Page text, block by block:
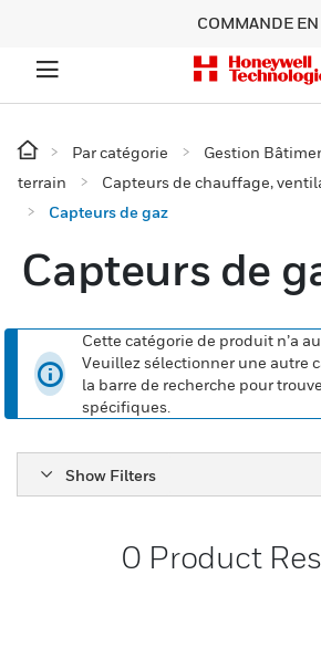
COMMANDE EN
Par catégorie Gestion
terrain
Capteurs de chauffage,
Capteurs de gaz
Capteurs de
Cette catégorie de produit n’a
Veuillez sélectionner une autre
la barre de recherche pour
spécifiques.
Show Filters
0 Product